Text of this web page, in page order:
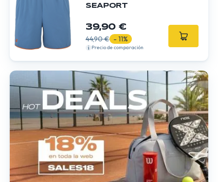
SEAPORT
39,90 €
44,90 € - 11%
Precio de comparación